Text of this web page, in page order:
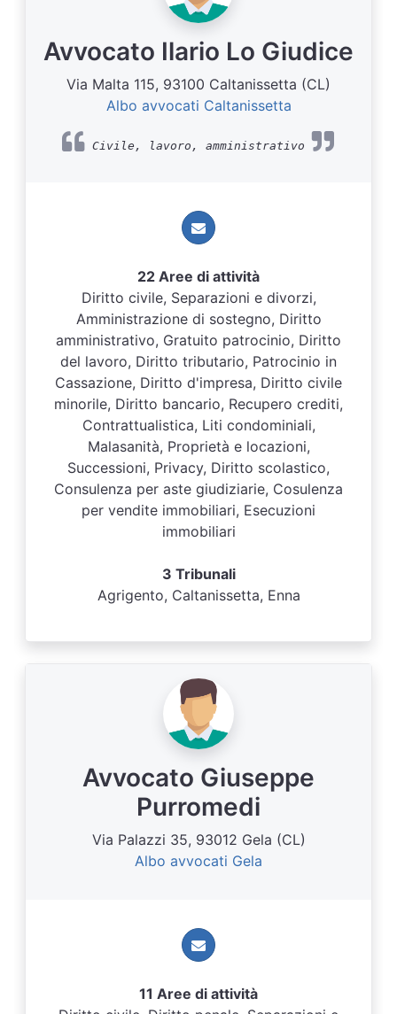
Avvocato Ilario Lo Giudice
Via Malta 115, 93100 Caltanissetta (CL)
Albo avvocati Caltanissetta
Civile, lavoro, amministrativo
22 Aree di attività
Diritto civile, Separazioni e divorzi,
Amministrazione di sostegno, Diritto
amministrativo, Gratuito patrocinio, Diritto
del lavoro, Diritto tributario, Patrocinio in
Cassazione, Diritto d'impresa, Diritto civile
minorile, Diritto bancario, Recupero crediti,
Contrattualistica, Liti condominiali,
Malasanità, Proprietà e locazioni,
Successioni, Privacy, Diritto scolastico,
Consulenza per aste giudiziarie, Cosulenza
per vendite immobiliari, Esecuzioni
immobiliari
3 Tribunali
Agrigento, Caltanissetta, Enna
Avvocato Giuseppe
Purromedi
Via Palazzi 35, 93012 Gela (CL)
Albo avvocati Gela
11 Aree di attività